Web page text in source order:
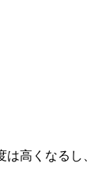
高くなるし、